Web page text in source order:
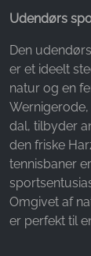
Udendørs
Den
er et ideelt
natur og en
dal, tilbyder
den friske
tennisbaner
Omgivet af
er perfekt til
_fbp,
3